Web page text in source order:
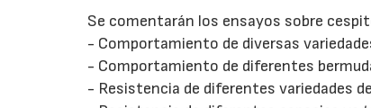
Se comentarán los ensayos sobre
- Comportamiento de diversas
- Comportamiento de diferentes
- Resistencia de diferentes variedades